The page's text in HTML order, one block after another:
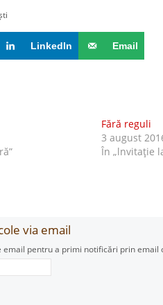
LinkedIn Email
Fără reguli
3 august
În „lnvitaţie
via email
email pentru a primi notificări prin email